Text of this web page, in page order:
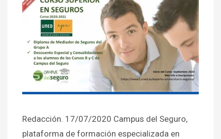
Redacción. 17/07/2020 Campus del Seguro,
plataforma de formación especializada en